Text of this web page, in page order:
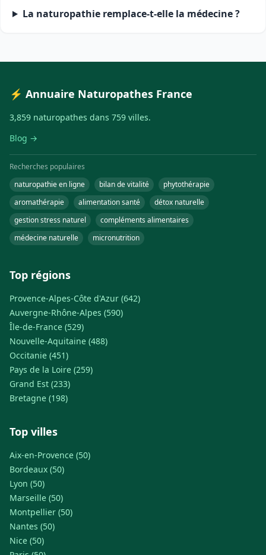
La naturopathie remplace-t-elle la médecine ?
⚡ Annuaire Naturopathes France
3,859 naturopathes dans 759 villes.
Blog →
Recherches populaires
naturopathie en ligne
bilan de vitalité
phytothérapie
aromathérapie
alimentation santé
détox naturelle
gestion stress naturel
compléments alimentaires
médecine naturelle
micronutrition
Top régions
Provence-Alpes-Côte d'Azur (642)
Auvergne-Rhône-Alpes (590)
Île-de-France (529)
Nouvelle-Aquitaine (488)
Occitanie (451)
Pays de la Loire (259)
Grand Est (233)
Bretagne (198)
Top villes
Aix-en-Provence (50)
Bordeaux (50)
Lyon (50)
Marseille (50)
Montpellier (50)
Nantes (50)
Nice (50)